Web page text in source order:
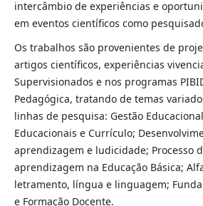
intercâmbio de experiências e
em eventos científicos como
Os trabalhos são provenientes de
artigos científicos, experiências
Supervisionados e nos programas
Pedagógica, tratando de temas
linhas de pesquisa: Gestão
Educacionais e Currículo;
aprendizagem e ludicidade; Processo
aprendizagem na Educação Básica;
letramento, língua e linguagem;
e Formação Docente.